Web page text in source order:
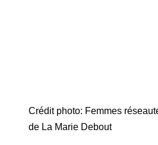
Crédit photo: Femmes
de La Marie Debout